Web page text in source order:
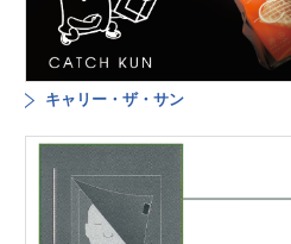
キャリー・ザ・サン